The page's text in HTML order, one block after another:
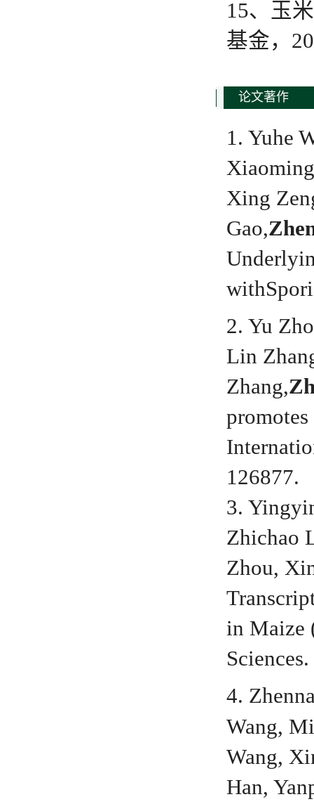
15、玉
基金，
论文著作
1. Yuhe
Xing
Gao,
with
2. Yu
Lin
Zhang,
126877.
3.
Zhichao
Zhou,
in Maize
4.
Wang,
Wang,
Han,